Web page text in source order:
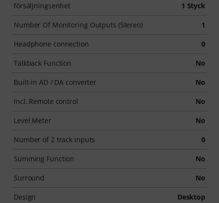
försäljningsenhet 1 Styck
Number Of Monitoring Outputs (Stereo) 1
Headphone connection 0
Talkback Function No
Built-in AD / DA converter No
Incl. Remote control No
Level Meter No
Number of 2 track inputs 0
Summing Function No
Surround No
Design Desktop